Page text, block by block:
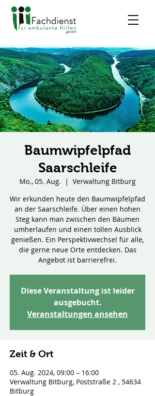
Baumwipfelpfad
Saarschleife
Mo., 05. Aug.
  |
Verwaltung Bitburg
Wir erkunden heute den Baumwipfelpfad
an der Saarschleife. Über einen hohen
Steg kann man zwischen den Bäumen
umherlaufen und einen tollen Ausblick
genießen. Ein Perspektivwechsel für alle,
die gerne neue Orte entdecken. Das
Angebot ist barrierefrei.
Diese Veranstaltung ist leider
ausgebucht.
Veranstaltungen ansehen
Zeit & Ort
05. Aug. 2024, 09:00 – 16:00
Verwaltung Bitburg, Poststraße 2 , 54634
Bitburg